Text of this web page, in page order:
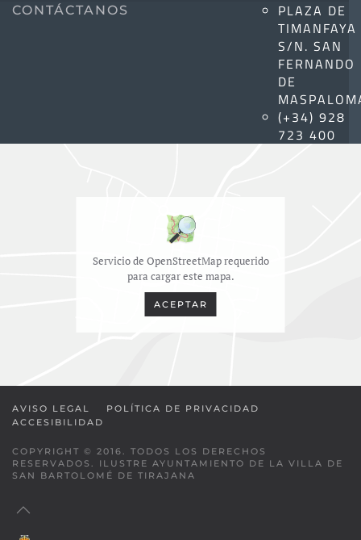
CONTÁCTANOS
PLAZA DE
TIMANFAYA
S/N. SAN
FERNANDO
DE
(+34) 928
723 400
Servicio de OpenStreetMap requerido
para cargar este mapa.
ACEPTAR
AVISO LEGAL
POLÍTICA DE PRIVACIDAD
ACCESIBILIDAD
COPYRIGHT © 2016. TODOS LOS DERECHOS
RESERVADOS. ILUSTRE AYUNTAMIENTO DE LA VILLA DE
SAN BARTOLOMÉ DE TIRAJANA